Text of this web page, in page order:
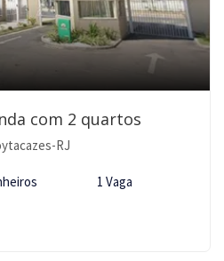
com 2 quartos
RJ
1 Vaga